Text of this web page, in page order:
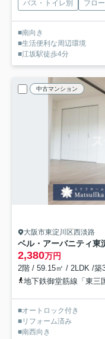
バス・トイレ別 フロ
■南向き
■生活便利な周辺環境
■江坂駅徒歩4分
中古マンション
大阪市東淀川区西淡路
ベル・アーバニティ東
2,380万円
2階 / 59.15㎡ / 2LDK /築
地下鉄御堂筋線「東三
■オートロック付き
■リフォーム済み
■南西向き